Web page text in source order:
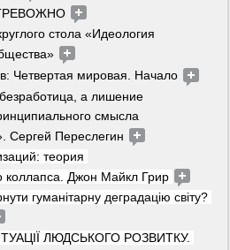
стола «Идеология
Четвертая мировая. Начало
а лишение
смысла
Сергей Переслегин
теория
коллапса. Джон Майкл Грир
гуманітарну деградацію світу?
ЛЮДСЬКОГО РОЗВИТКУ.